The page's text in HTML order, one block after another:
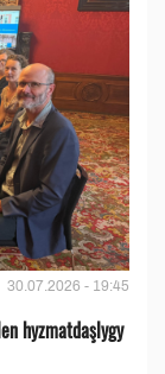
30.07.2026 - 19:45
hyzmatdaşlygy